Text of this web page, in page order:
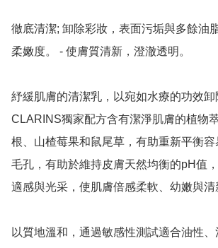
徹底清潔; 卸除彩妝，表面污垢與多餘油
柔嫩度。 - 使膚質清新，澄澈透明。
紓緩肌膚的清潔乳，以宛如水療的功效卸
CLARINS獨家配方含有潔淨肌膚的植物
根、山楂莓果和鼠尾草，有助重新平衡
毛孔，有助於維持皮膚天然均衡的pH值
適感與光采，使肌膚倍感柔軟、幼嫩與清
以質地溫和，通過敏感性測試適合油性